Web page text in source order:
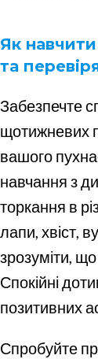
Як
та
Забезпечте
щотижневих
вашого
навчання з
торкання в
лапи, хвіст,
зрозуміти,
Спокійні
позитивних
Спробуйте